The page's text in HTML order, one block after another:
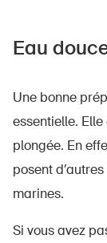
Eau
Une bonne
essentielle.
plongée. En
posent
marines.
Si vous avez